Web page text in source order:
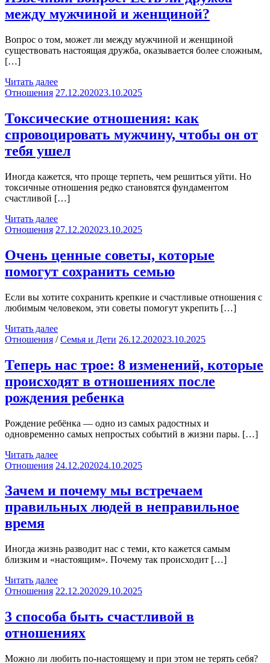
между мужчиной и женщиной?
Вопрос о том, может ли между мужчиной и женщиной
существовать настоящая дружба, оказывается более сложным,
[…]
Читать далее
Отношения 27.12.202023.10.2025
Токсические отношения: как
спровоцировать мужчину, чтобы он от
тебя ушел
Иногда кажется, что проще терпеть, чем решиться уйти. Но
токсичные отношения редко становятся фундаментом
счастливой […]
Читать далее
Отношения 27.12.202023.10.2025
Очень ценные советы, которые
помогут сохранить семью
Если вы хотите сохранить крепкие и счастливые отношения с
любимым человеком, эти советы помогут укрепить […]
Читать далее
Отношения /Семья и Дети 26.12.202023.10.2025
Теперь нас трое: 8 изменений, которые
происходят в отношениях после
рождения ребенка
Рождение ребёнка — одно из самых радостных и
одновременно самых непростых событий в жизни пары. […]
Читать далее
Отношения 24.12.202024.10.2025
Зачем и почему мы встречаем
правильных людей в неправильное
время
Иногда жизнь разводит нас с теми, кто кажется самым
близким и «настоящим». Почему так происходит […]
Читать далее
Отношения 22.12.202029.10.2025
3 способа быть счастливой в
отношениях
Можно ли любить по-настоящему и при этом не терять себя?